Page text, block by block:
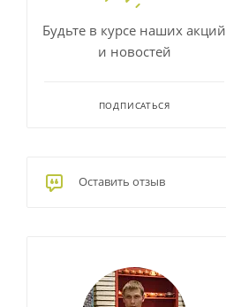
Будьте в курсе наших акций
и новостей
ПОДПИСАТЬСЯ
Оставить отзыв